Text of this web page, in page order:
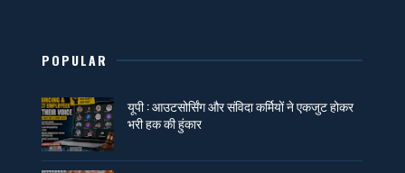
POPULAR
यूपी : आउटसोर्सिंग और संविदा कर्मियों ने एकजुट होकर
भरी हक की हुंकार